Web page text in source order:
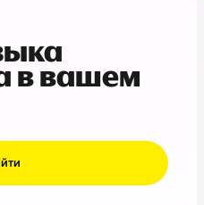
в вашем